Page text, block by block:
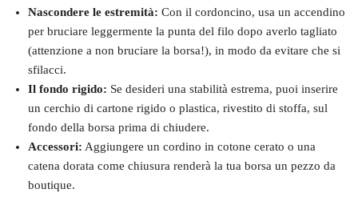
Nascondere le estremità: Con il cordoncino, usa un accendino
per bruciare leggermente la punta del filo dopo averlo tagliato
(attenzione a non bruciare la borsa!), in modo da evitare che si
sfilacci.
Il fondo rigido: Se desideri una stabilità estrema, puoi inserire
un cerchio di cartone rigido o plastica, rivestito di stoffa, sul
fondo della borsa prima di chiudere.
Accessori: Aggiungere un cordino in cotone cerato o una
catena dorata come chiusura renderà la tua borsa un pezzo da
boutique.